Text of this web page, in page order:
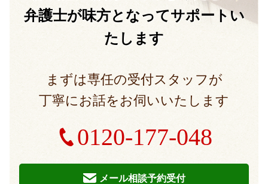
弁護士が味方となってサポートい
たします
まずは専任の受付スタッフが
丁寧にお話をお伺いいたします
0120-177-048
メール相談予約受付